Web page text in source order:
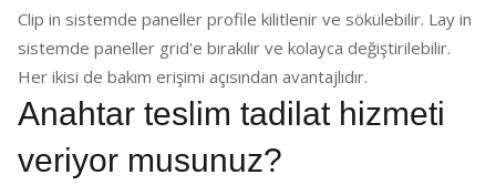
Clip in sistemde paneller profile kilitlenir ve sökülebilir. Lay in
sistemde paneller grid'e bırakılır ve kolayca değiştirilebilir.
Her ikisi de bakım erişimi açısından avantajlıdır.
Anahtar teslim tadilat hizmeti
veriyor musunuz?